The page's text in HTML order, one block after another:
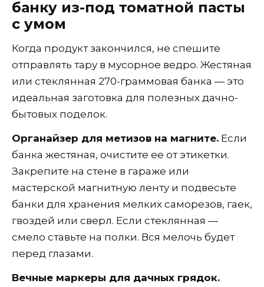
банку из-под томатной пасты
с умом
Когда продукт закончился, не спешите
отправлять тару в мусорное ведро. Жестяная
или стеклянная 270-граммовая банка — это
идеальная заготовка для полезных дачно-
бытовых поделок.
Органайзер для метизов на магните. Если
банка жестяная, очистите ее от этикетки.
Закрепите на стене в гараже или
мастерской магнитную ленту и подвесьте
банки для хранения мелких саморезов, гаек,
гвоздей или сверл. Если стеклянная —
смело ставьте на полки. Вся мелочь будет
перед глазами.
Вечные маркеры для дачных грядок.